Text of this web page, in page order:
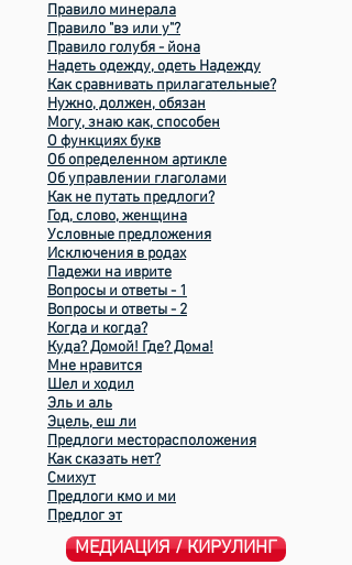
Правило минерала
Правило "вэ или у"?
Правило голубя - йона
Надеть одежду, одеть Надежду
Как сравнивать прилагательные?
Нужно, должен, обязан
Могу, знаю как, способен
О функциях букв
Об определенном артикле
Об управлении глаголами
Как не путать предлоги?
Год, слово, женщина
Условные предложения
Исключения в родах
Падежи на иврите
Вопросы и ответы - 1
Вопросы и ответы - 2
Когда и когда?
Куда? Домой! Где? Дома!
Мне нравится
Шел и ходил
Эль и аль
Эцель, еш ли
Предлоги месторасположения
Как сказать нет?
Смихут
Предлоги кмо и ми
Предлог эт
МЕДИАЦИЯ / КИРУЛИНГ